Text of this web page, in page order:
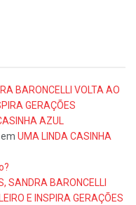
BARONCELLI VOLTA AO
GERAÇÕES
AZUL
em UMA LINDA CASINHA
SANDRA BARONCELLI
E INSPIRA GERAÇÕES